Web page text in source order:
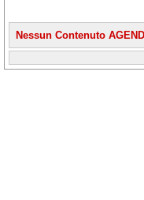
Nessun Contenuto